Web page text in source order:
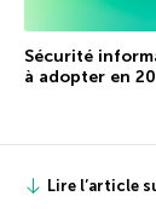
Sécurité
à adopter en
Lire l’article